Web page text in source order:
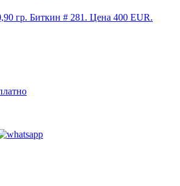
гр. Биткин # 281. Цена 400 EUR.